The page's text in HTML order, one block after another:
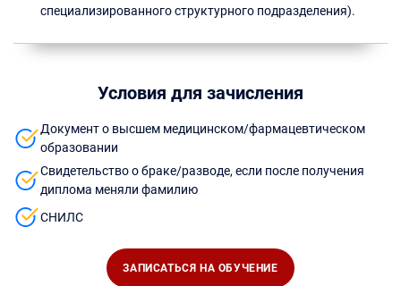
специализированного структурного подразделения).
Условия для зачисления
Документ о высшем медицинском/фармацевтическом
образовании
Свидетельство о браке/разводе, если после получения
диплома меняли фамилию
СНИЛС
ЗАПИСАТЬСЯ НА ОБУЧЕНИЕ